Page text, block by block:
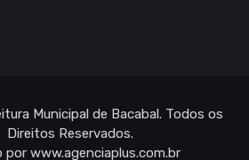
Municipal de Bacabal. Todos os
Direitos Reservados.
por www.agenciaplus.com.br